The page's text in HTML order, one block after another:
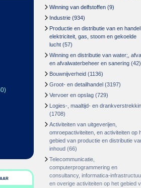
Winning van delfstoffen (9)
Industrie (934)
Productie en distributie van en
elektriciteit, gas, stoom en gekoelde
lucht (57)
Winning en distributie van water;,
en afvalwaterbeheer en sanering (42)
Bouwnijverheid (1136)
Groot- en detailhandel (3197)
Vervoer en opslag (729)
Logies-, maaltijd- en
(1708)
Activiteiten van uitgeverijen,
omroepactiviteiten, en activiteiten op
gebied van productie en distributie
inhoud (66)
Telecommunicatie,
computerprogrammering en
consultancy, informatica-
en overige activiteiten op het gebied